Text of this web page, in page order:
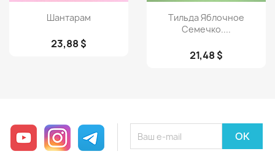
Просмотр
Шантарам
23,88 $
Просмотр
Тильда Яблочное
Семечко....
21,48 $
YouTube InstagramTelegram